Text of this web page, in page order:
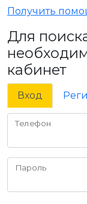
Получить
Для
кабинет
Вход
Телефон
Пароль